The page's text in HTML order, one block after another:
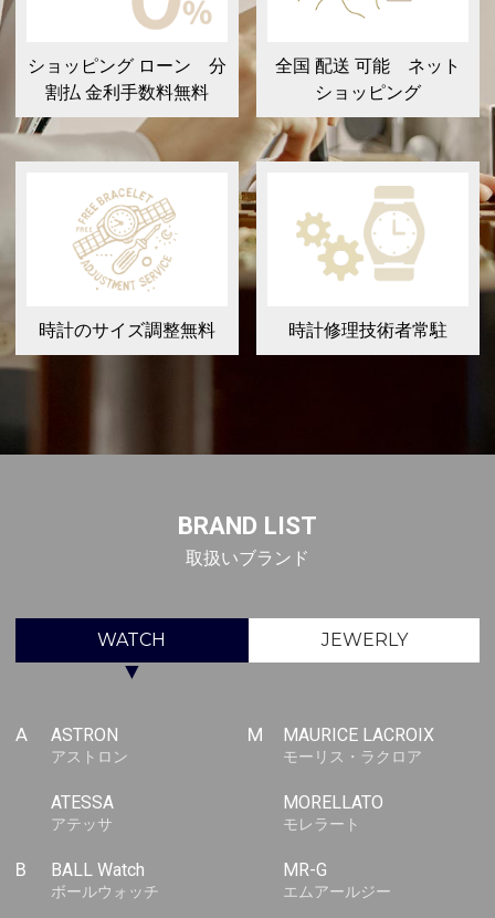
ショッピング ローン 分
割払 金利手数料無料
全国 配送 可能 ネット
ショッピング
時計のサイズ調整無料 時計修理技術者常駐
BRAND LIST
取扱いブランド
WATCH JEWERLY
▼
A ASTRON
アストロン
ATESSA
アテッサ
B BALL Watch
ボールウォッチ
M MAURICE LACROIX
モーリス・ラクロア
MORELLATO
モレラート
MR-G
エムアールジー